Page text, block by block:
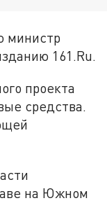
министр
161.Ru.
проекта
средства.
на Южном